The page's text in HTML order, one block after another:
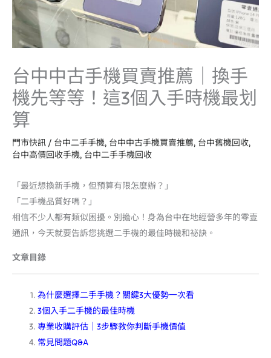
台中中古手機買賣推薦｜換手
機先等等！這3個入手時機最划
算
門市快訊 / 台中二手手機, 台中中古手機買賣推薦, 台中舊機回收,
台中高價回收手機, 台中二手手機回收
「最近想換新手機，但預算有限怎麼辦？」
「二手機品質好嗎？」
相信不少人都有類似困擾。別擔心！身為台中在地經營多年的零壹
通訊，今天就要告訴您挑選二手機的最佳時機和祕訣。
文章目錄
為什麼選擇二手手機？關鍵3大優勢一次看
3個入手二手機的最佳時機
專業收購評估｜3步驟教你判斷手機價值
常見問題Q&A